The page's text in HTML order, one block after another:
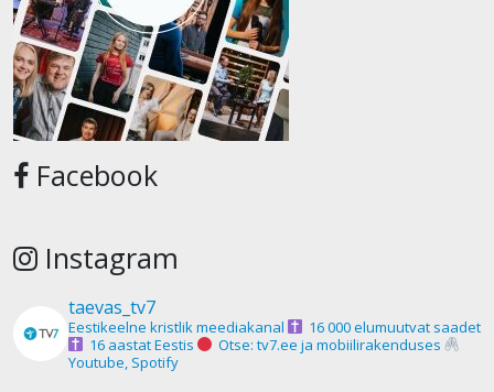
Facebook
Instagram
taevas_tv7
Eestikeelne kristlik meediakanal
16 000 elumuutvat saadet
16 aastat Eestis
Otse: tv7.ee ja mobiilirakenduses
Youtube, Spotify